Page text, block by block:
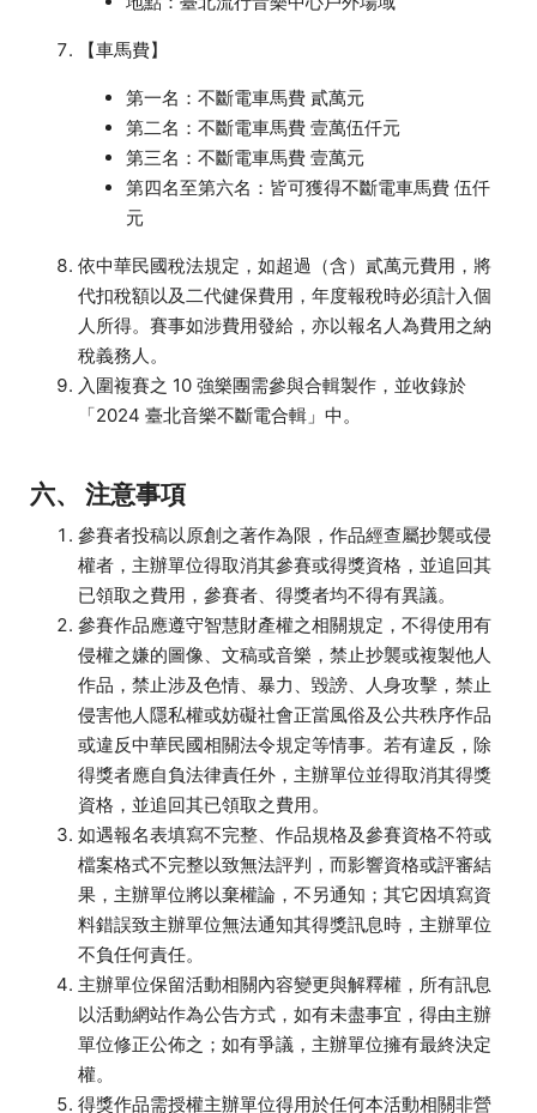
【車馬費】
第一名：不斷電車馬費 貳萬元
第二名：不斷電車馬費 壹萬伍仟元
第三名：不斷電車馬費 壹萬元
第四名至第六名：皆可獲得不斷電車馬費 伍仟
元
依中華民國稅法規定，如超過（含）貳萬元費用，將
代扣稅額以及二代健保費用，年度報稅時必須計入個
人所得。賽事如涉費用發給，亦以報名人為費用之納
稅義務人。
入圍複賽之 10 強樂團需參與合輯製作，並收錄於
「2024 臺北音樂不斷電合輯」中。
六、 注意事項
參賽者投稿以原創之著作為限，作品經查屬抄襲或侵
權者，主辦單位得取消其參賽或得獎資格，並追回其
已領取之費用，參賽者、得獎者均不得有異議。
參賽作品應遵守智慧財產權之相關規定，不得使用有
侵權之嫌的圖像、文稿或音樂，禁止抄襲或複製他人
作品，禁止涉及色情、暴力、毀謗、人身攻擊，禁止
侵害他人隱私權或妨礙社會正當風俗及公共秩序作品
或違反中華民國相關法令規定等情事。若有違反，除
得獎者應自負法律責任外，主辦單位並得取消其得獎
資格，並追回其已領取之費用。
如遇報名表填寫不完整、作品規格及參賽資格不符或
檔案格式不完整以致無法評判，而影響資格或評審結
果，主辦單位將以棄權論，不另通知；其它因填寫資
料錯誤致主辦單位無法通知其得獎訊息時，主辦單位
不負任何責任。
主辦單位保留活動相關內容變更與解釋權，所有訊息
以活動網站作為公告方式，如有未盡事宜，得由主辦
單位修正公佈之；如有爭議，主辦單位擁有最終決定
權。
得獎作品需授權主辦單位得用於任何本活動相關非營